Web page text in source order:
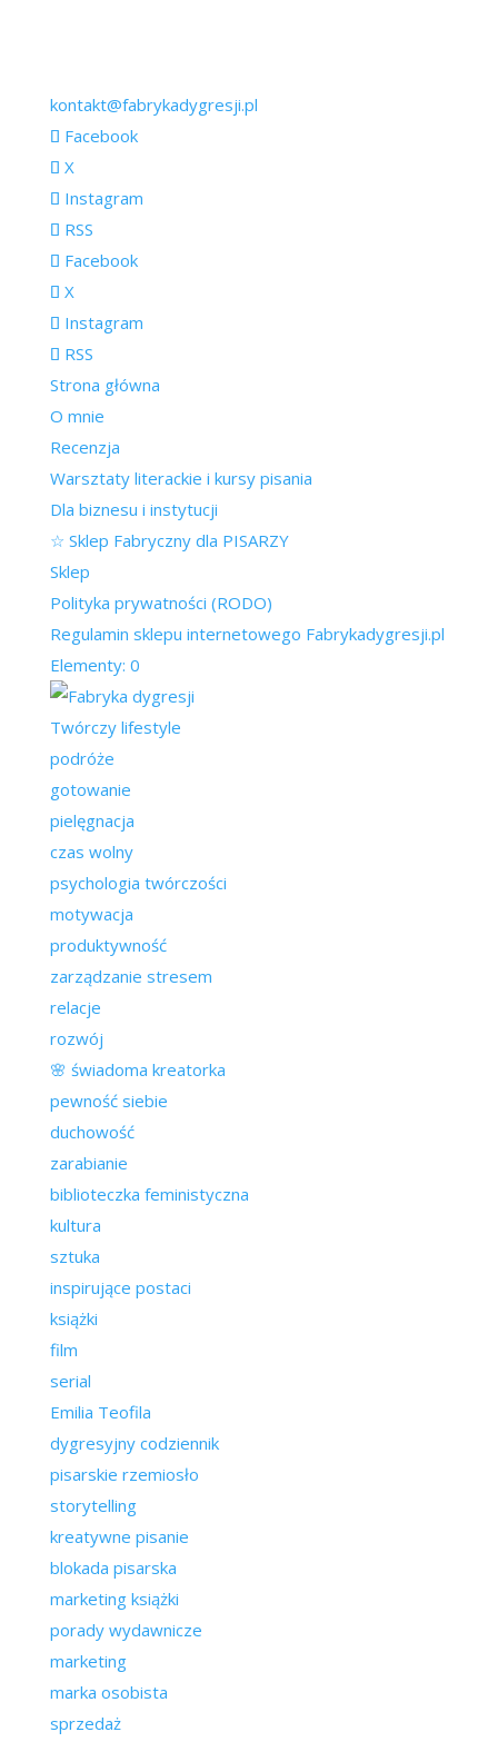
kontakt@fabrykadygresji.pl
Facebook
X
Instagram
RSS
Facebook
X
Instagram
RSS
Strona główna
O mnie
Recenzja
Warsztaty literackie i kursy pisania
Dla biznesu i instytucji
☆ Sklep Fabryczny dla PISARZY
Sklep
Polityka prywatności (RODO)
Regulamin sklepu internetowego Fabrykadygresji.pl
Elementy: 0
Twórczy lifestyle
podróże
gotowanie
pielęgnacja
czas wolny
psychologia twórczości
motywacja
produktywność
zarządzanie stresem
relacje
rozwój
🌸 świadoma kreatorka
pewność siebie
duchowość
zarabianie
biblioteczka feministyczna
kultura
sztuka
inspirujące postaci
książki
film
serial
Emilia Teofila
dygresyjny codziennik
pisarskie rzemiosło
storytelling
kreatywne pisanie
blokada pisarska
marketing książki
porady wydawnicze
marketing
marka osobista
sprzedaż